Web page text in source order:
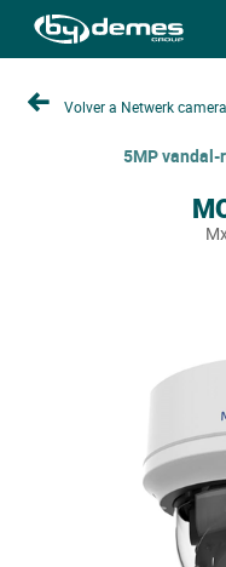
Volver a Netwerk
5MP